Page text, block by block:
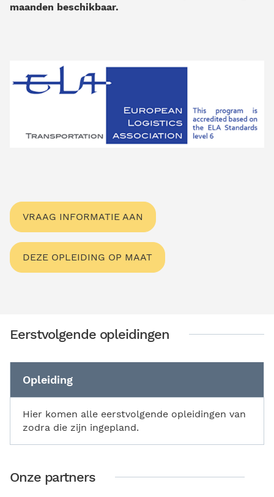
maanden beschikbaar.
VRAAG INFORMATIE AAN
DEZE OPLEIDING OP MAAT
Eerstvolgende opleidingen
Opleiding
Hier komen alle eerstvolgende opleidingen van
zodra die zijn ingepland.
Onze partners